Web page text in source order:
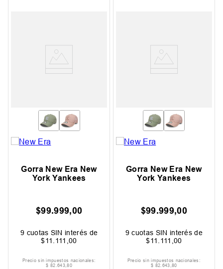
Gorra New Era New
York Yankees
$99.999,00
9 cuotas SIN interés de
$11 111 ,00
Precio sin impuestos nacionales:
$ 82.643,80
Gorra New Era New
York Yankees
$99.999,00
9 cuotas SIN interés de
$11 111 00
Precio sin impuestos nacionales:
$ 82.643,80